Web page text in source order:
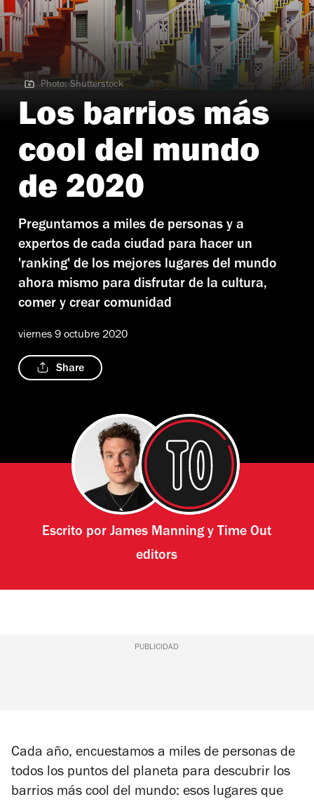
Photo: Shutterstock
Photo: Shutterstock
Los barrios más
cool del mundo
de 2020
Preguntamos a miles de personas y a
expertos de cada ciudad para hacer un
'ranking' de los mejores lugares del mundo
ahora mismo para disfrutar de la cultura,
comer y crear comunidad
viernes 9 octubre 2020
Share
Escrito porJames Manningy Time Out
editors
PUBLICIDAD
Cada año, encuestamos a miles de personas de
todos los puntos del planeta para descubrir los
barrios más cool del mundo: esos lugares que